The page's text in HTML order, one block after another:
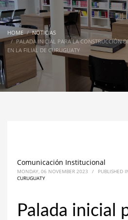
HOME
NOTICIAS
PALADA INICIAL PARA LA CONSTRUCCIÓN
EN LA FILIAL DE CURUGUATY
Comunicación Institucional
MONDAY, 06 NOVEMBER 2023 / PUBLISHED
CURUGUATY
Palada inicial